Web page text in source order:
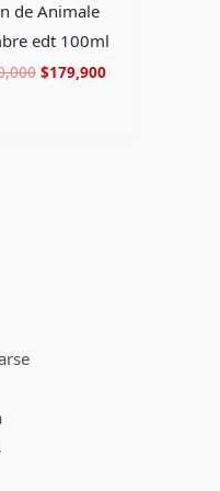
de Animale
edt 100ml
$179,900